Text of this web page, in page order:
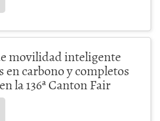
movilidad inteligente
en carbono y completos
la 136ª Canton Fair